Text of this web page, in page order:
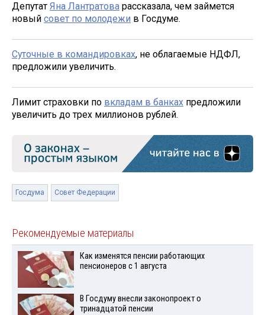
Депутат Яна Лантратова рассказала, чем займется
новый совет по молодежи в Госдуме.
Суточные в командировках, не облагаемые НДФЛ,
предложили увеличить.
Лимит страховки по вкладам в банках предложили
увеличить до трех миллионов рублей.
Госдума Совет Федерации
Рекомендуемые материалы
Как изменятся пенсии работающих
пенсионеров с 1 августа
В Госдуму внесли законопроект о
тринадцатой пенсии